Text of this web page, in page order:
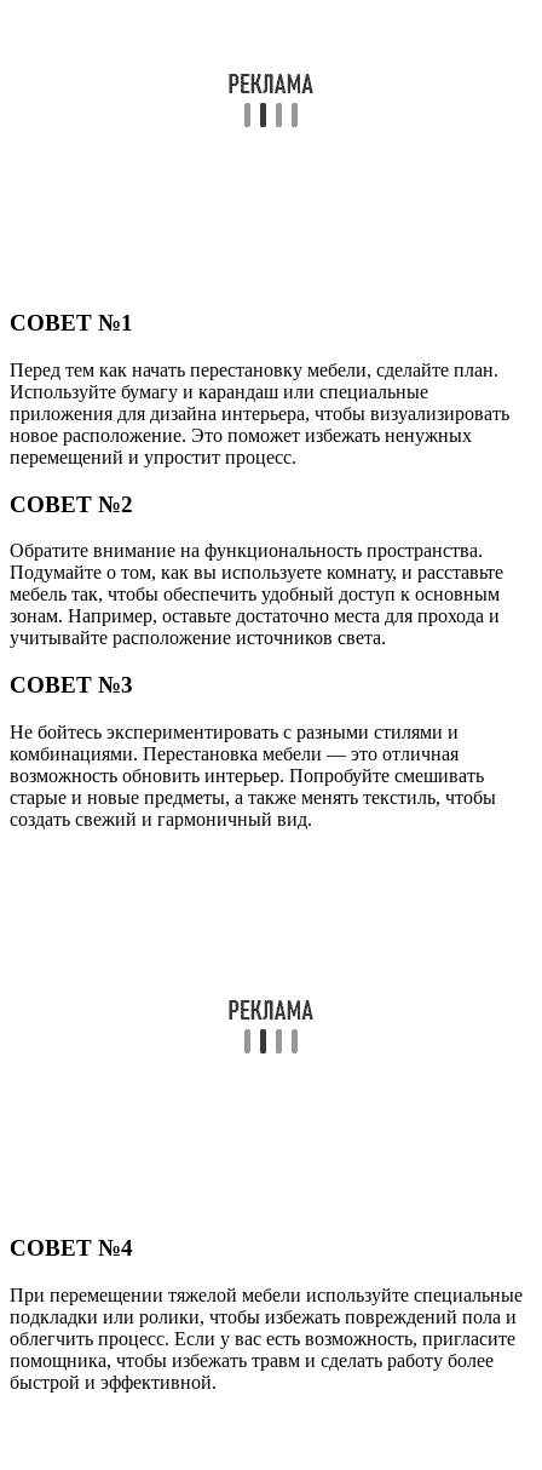
СОВЕТ №1
Перед тем как начать перестановку мебели, сделайте план.
Используйте бумагу и карандаш или специальные
приложения для дизайна интерьера, чтобы визуализировать
новое расположение. Это поможет избежать ненужных
перемещений и упростит процесс.
СОВЕТ №2
Обратите внимание на функциональность пространства.
Подумайте о том, как вы используете комнату, и расставьте
мебель так, чтобы обеспечить удобный доступ к основным
зонам. Например, оставьте достаточно места для прохода и
учитывайте расположение источников света.
СОВЕТ №3
Не бойтесь экспериментировать с разными стилями и
комбинациями. Перестановка мебели — это отличная
возможность обновить интерьер. Попробуйте смешивать
старые и новые предметы, а также менять текстиль, чтобы
создать свежий и гармоничный вид.
СОВЕТ №4
При перемещении тяжелой мебели используйте специальные
подкладки или ролики, чтобы избежать повреждений пола и
облегчить процесс. Если у вас есть возможность, пригласите
помощника, чтобы избежать травм и сделать работу более
быстрой и эффективной.